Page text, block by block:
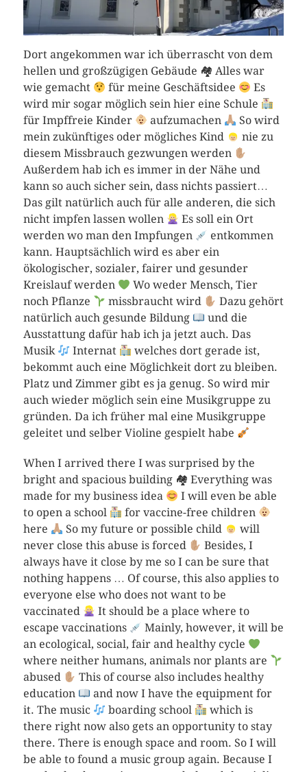
Dort angekommen war ich überrascht von dem
hellen und großzügigen Gebäude 🏘 Alles war
wie gemacht
für meine Geschäftsidee
Es
wird mir sogar möglich sein hier eine Schule
für Impffreie Kinder
aufzumachen
So wird
mein zukünftiges oder mögliches Kind
nie zu
diesem Missbrauch gezwungen werden
Außerdem hab ich es immer in der Nähe und
kann so auch sicher sein, dass nichts passiert…
Das gilt natürlich auch für alle anderen, die sich
nicht impfen lassen wollen
Es soll ein Ort
werden wo man den Impfungen
entkommen
kann. Hauptsächlich wird es aber ein
ökologischer, sozialer, fairer und gesunder
Kreislauf werden
Wo weder Mensch, Tier
noch Pflanze
missbraucht wird
Dazu gehört
natürlich auch gesunde Bildung
und die
Ausstattung dafür hab ich ja jetzt auch. Das
Musik
Internat
welches dort gerade ist,
bekommt auch eine Möglichkeit dort zu bleiben.
Platz und Zimmer gibt es ja genug. So wird mir
auch wieder möglich sein eine Musikgruppe zu
gründen. Da ich früher mal eine Musikgruppe
geleitet und selber Violine gespielt habe
When I arrived there I was surprised by the
bright and spacious building 🏘 Everything was
made for my business idea
I will even be able
to open a school
for vaccine-free children
here
So my future or possible child
will
never close this abuse is forced
Besides, I
always have it close by me so I can be sure that
nothing happens … Of course, this also applies to
everyone else who does not want to be
vaccinated
It should be a place where to
escape vaccinations
Mainly, however, it will be
an ecological, social, fair and healthy cycle
where neither humans, animals nor plants are
abused
This of course also includes healthy
education
and now I have the equipment for
it. The music
boarding school
which is
there right now also gets an opportunity to stay
there. There is enough space and room. So I will
be able to found a music group again. Because I